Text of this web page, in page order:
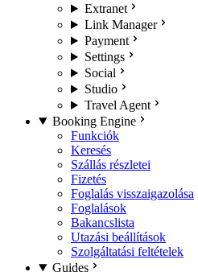
Extranet
Link Manager
Payment
Settings
Social
Studio
Travel Agent
Booking Engine
Funkciók
Keresés
Szállás részletei
Fizetés
Foglalás visszaigazolása
Foglalások
Bakancslista
Utazási beállítások
Szolgáltatási feltételek
Guides